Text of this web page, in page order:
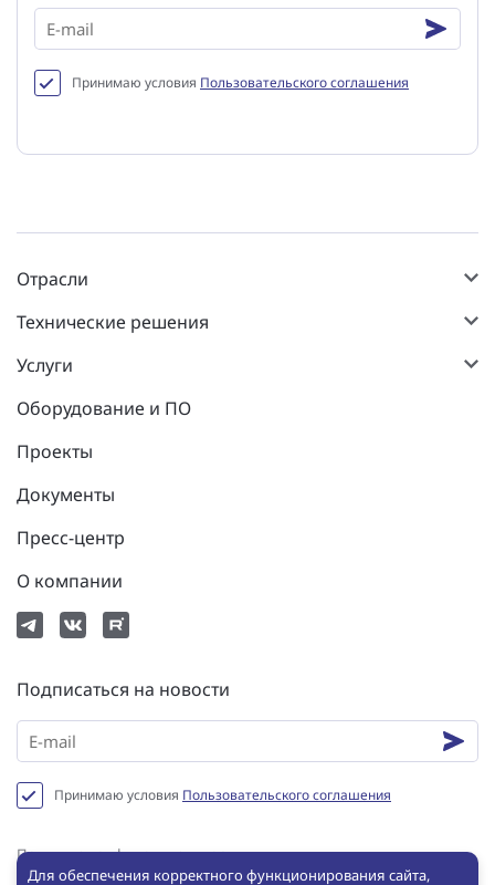
Принимаю условия Пользовательского соглашения
Отрасли
Технические решения
Услуги
Оборудование и ПО
Проекты
Документы
Пресс-центр
О компании
Подписаться на новости
Принимаю условия Пользовательского соглашения
Политика конфиденциальности
Для обеспечения корректного функционирования сайта,